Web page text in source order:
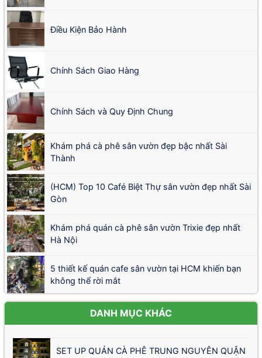
Điều Kiện Bảo Hành
Chính Sách Giao Hàng
Chính Sách và Quy Định Chung
Khám phá cà phê sân vườn đẹp bậc nhất Sài
Thành
(HCM) Top 10 Café Biệt Thự sân vườn đẹp nhất Sài
Gòn
Khám phá quán cà phê sân vườn Trixie đẹp nhất
Hà Nội
5 thiết kế quán cafe sân vườn tại HCM khiến bạn
không thể rời mắt
DANH MỤC KHÁC
SET UP QUÁN CÀ PHÊ TRUNG NGUYÊN QUẬN